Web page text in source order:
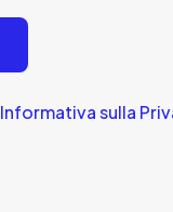
Informativa sulla